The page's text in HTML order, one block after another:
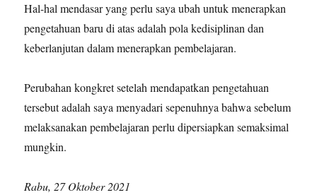
Hal-hal mendasar yang perlu saya ubah untuk menerapkan
pengetahuan baru di atas adalah pola kedisiplinan dan
keberlanjutan dalam menerapkan pembelajaran.
Perubahan kongkret setelah mendapatkan pengetahuan
tersebut adalah saya menyadari sepenuhnya bahwa sebelum
melaksanakan pembelajaran perlu dipersiapkan semaksimal
mungkin.
Rabu, 27 Oktober 2021